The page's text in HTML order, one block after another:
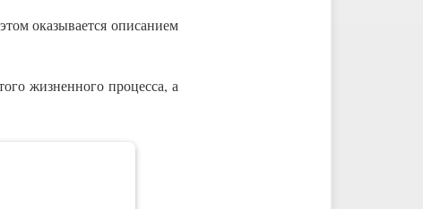
оказывается описанием
жизненного процесса, а